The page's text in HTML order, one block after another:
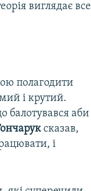
виглядає все
полагодити
і крутий.
балотувався аби
сказав,
і